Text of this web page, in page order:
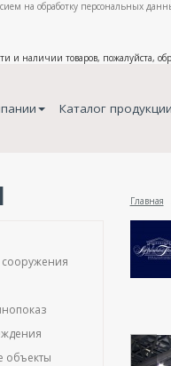
на обработку персональных
и наличии товаров, пожалуйста,
Каталог продукции
Главная
объекты